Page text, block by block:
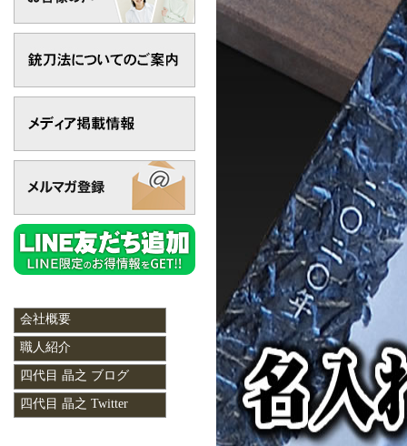
会社概要
職人紹介
四代目 晶之 ブログ
四代目 晶之 Twitter